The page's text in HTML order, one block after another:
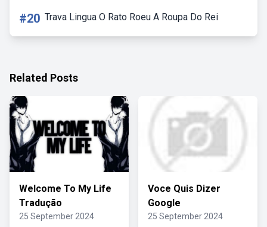
#20 Trava Lingua O Rato Roeu A Roupa Do Rei
Related Posts
Welcome To My Life
Tradução
25 September 2024
Voce Quis Dizer
Google
25 September 2024